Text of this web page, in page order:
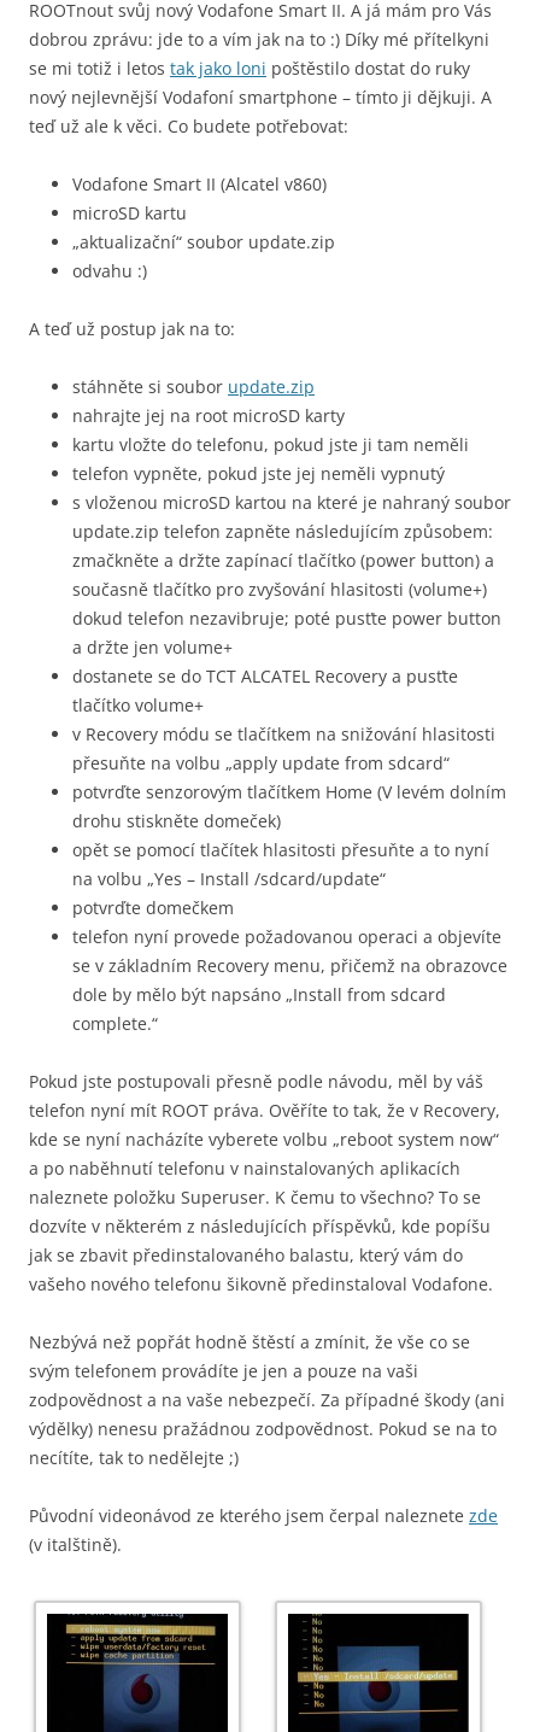
ROOTnout svůj nový Vodafone Smart II. A já mám pro Vás
dobrou zprávu: jde to a vím jak na to :) Díky mé přítelkyni
se mi totiž i letos tak jako loni poštěstilo dostat do ruky
nový nejlevnější Vodafoní smartphone – tímto ji dějkuji. A
teď už ale k věci. Co budete potřebovat:
Vodafone Smart II (Alcatel v860)
microSD kartu
„aktualizační“ soubor update.zip
odvahu :)
A teď už postup jak na to:
stáhněte si soubor update.zip
nahrajte jej na root microSD karty
kartu vložte do telefonu, pokud jste ji tam neměli
telefon vypněte, pokud jste jej neměli vypnutý
s vloženou microSD kartou na které je nahraný soubor
update.zip telefon zapněte následujícím způsobem:
zmačkněte a držte zapínací tlačítko (power button) a
současně tlačítko pro zvyšování hlasitosti (volume+)
dokud telefon nezavibruje; poté pusťte power button
a držte jen volume+
dostanete se do TCT ALCATEL Recovery a pusťte
tlačítko volume+
v Recovery módu se tlačítkem na snižování hlasitosti
přesuňte na volbu „apply update from sdcard“
potvrďte senzorovým tlačítkem Home (V levém dolním
drohu stiskněte domeček)
opět se pomocí tlačítek hlasitosti přesuňte a to nyní
na volbu „Yes – Install /sdcard/update“
potvrďte domečkem
telefon nyní provede požadovanou operaci a objevíte
se v základním Recovery menu, přičemž na obrazovce
dole by mělo být napsáno „Install from sdcard
complete.“
Pokud jste postupovali přesně podle návodu, měl by váš
telefon nyní mít ROOT práva. Ověříte to tak, že v Recovery,
kde se nyní nacházíte vyberete volbu „reboot system now“
a po naběhnutí telefonu v nainstalovaných aplikacích
naleznete položku Superuser. K čemu to všechno? To se
dozvíte v některém z následujících příspěvků, kde popíšu
jak se zbavit předinstalovaného balastu, který vám do
vašeho nového telefonu šikovně předinstaloval Vodafone.
Nezbývá než popřát hodně štěstí a zmínit, že vše co se
svým telefonem provádíte je jen a pouze na vaši
zodpovědnost a na vaše nebezpečí. Za případné škody (ani
výdělky) nenesu pražádnou zodpovědnost. Pokud se na to
necítíte, tak to nedělejte ;)
Původní videonávod ze kterého jsem čerpal naleznete zde
(v italštině).